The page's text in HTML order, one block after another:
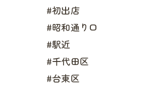
#初出店
#昭和通り口
#駅近
#千代田区
#台東区